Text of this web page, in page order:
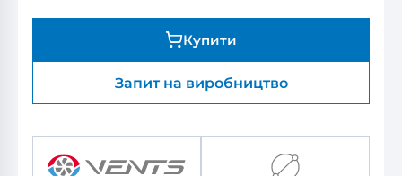
Купити
Запит на виробництво